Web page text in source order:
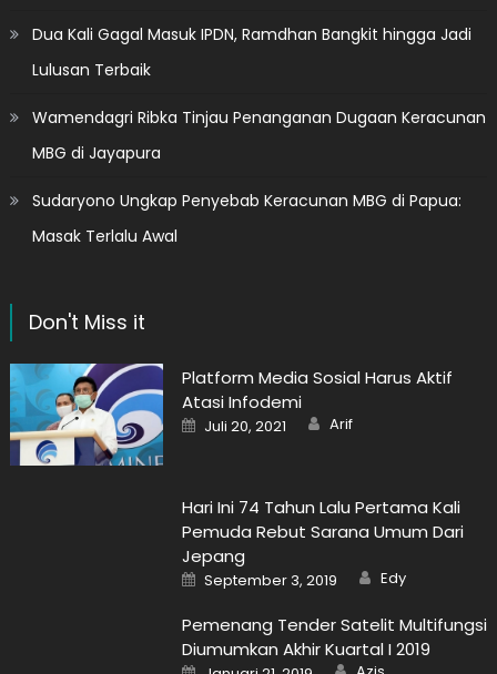
Dua Kali Gagal Masuk IPDN, Ramdhan Bangkit hingga Jadi
Lulusan Terbaik
Wamendagri Ribka Tinjau Penanganan Dugaan Keracunan
MBG di Jayapura
Sudaryono Ungkap Penyebab Keracunan MBG di Papua:
Masak Terlalu Awal
Don't Miss it
Platform Media Sosial Harus Aktif
Atasi Infodemi
Posted
on
Juli 20, 2021 Author
Arif
Hari Ini 74 Tahun Lalu Pertama Kali
Pemuda Rebut Sarana Umum Dari
Jepang
Posted
on
September 3, 2019 Author
Edy
Pemenang Tender Satelit Multifungsi
Diumumkan Akhir Kuartal I 2019
Posted Author